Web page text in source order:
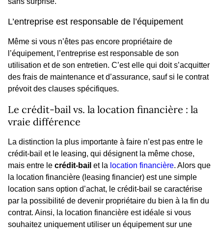
L’entreprise est responsable de l’équipement
Même si vous n’êtes pas encore propriétaire de
l’équipement, l’entreprise est responsable de son
utilisation et de son entretien. C’est elle qui doit s’acquitter
des frais de maintenance et d’assurance, sauf si le contrat
prévoit des clauses spécifiques.
Le crédit-bail vs. la location financière : la
vraie différence
La distinction la plus importante à faire n’est pas entre le
crédit-bail et le leasing, qui désignent la même chose,
mais entre le crédit-bail et la location financière. Alors que
la location financière (leasing financier) est une simple
location sans option d’achat, le crédit-bail se caractérise
par la possibilité de devenir propriétaire du bien à la fin du
contrat. Ainsi, la location financière est idéale si vous
souhaitez uniquement utiliser un équipement sur une